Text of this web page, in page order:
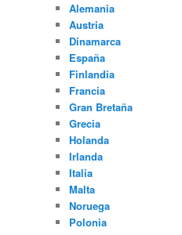
Alemania
Austria
Dinamarca
España
Finlandia
Francia
Gran Bretaña
Grecia
Holanda
Irlanda
Italia
Malta
Noruega
Polonia